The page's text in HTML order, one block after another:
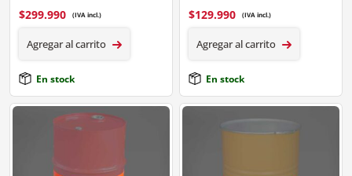
$299.990 (IVA incl.)
Agregar al carrito
En stock
$129.990 (IVA incl.)
Agregar al carrito
En stock